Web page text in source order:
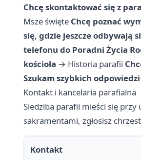
Chcę skontaktować się z
Msze święte Chcę poznać
się, gdzie jeszcze odbywają
telefonu do Poradni Życia
kościoła → Historia parafii
Szukam szybkich
Kontakt i kancelaria parafialna
Siedziba parafii mieści się przy
sakramentami, zgłosisz
Kontakt